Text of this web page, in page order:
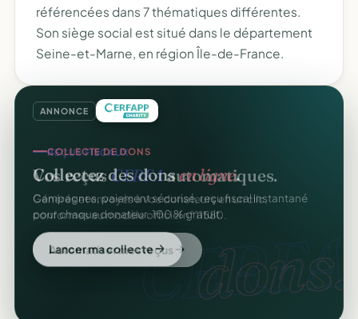
référencées dans 7 thématiques différentes.
Son siège social est situé dans le département
Seine-et-Marne, en région Île-de-France.
ANNONCE
REÇUS FISCAUX
Vos reçusCERFAautomatiques.
Générés et envoyés à vos donateurs en un clic,
conformes au modèle officiel n°11580.
Automatiser mes reçus dons.
COLLECTE DE DONS
Collectez des donsen ligne.
Campagnes, paiement sécurisé, reçu fiscal instantané
pour chaque donateur. 100 % gratuit.
Lancer ma collecte